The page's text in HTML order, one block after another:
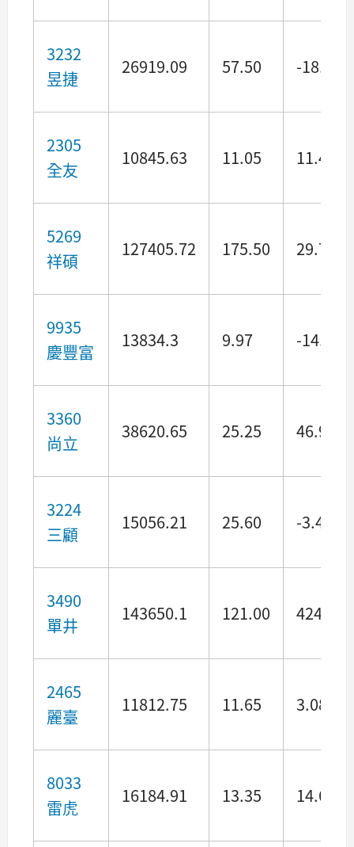
3232
昱捷
26919.09 57.50 -18.15
2305
全友
10845.63 11.05 11.45
5269
祥碩
127405.72 175.50 29.78
9935
慶豐富
13834.3 9.97 -14.60
3360
尚立
38620.65 25.25 46.96
3224
三顧
15056.21 25.60 -3.42
3490
單井
143650.1 121.00 424.26
2465
麗臺
11812.75 11.65 3.08
8033
雷虎
16184.91 13.35 14.61